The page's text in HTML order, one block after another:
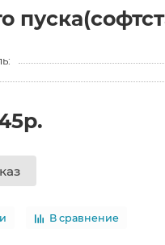
В сравнение